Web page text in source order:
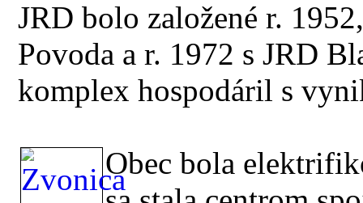
JRD bolo založené r.
Povoda a r. 1972 s JRD
komplex hospodáril s
Obec bola